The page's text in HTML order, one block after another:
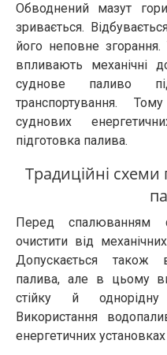
Обводнений мазут
зривається.
його неповне
впливають механічні
суднове паливо
транспортування.
суднових
підготовка палива.
Традиційні схеми
Перед спалюванням
очистити від
Допускається також
палива, але в цьому
стійку й однорідну
Використання
енергетичних